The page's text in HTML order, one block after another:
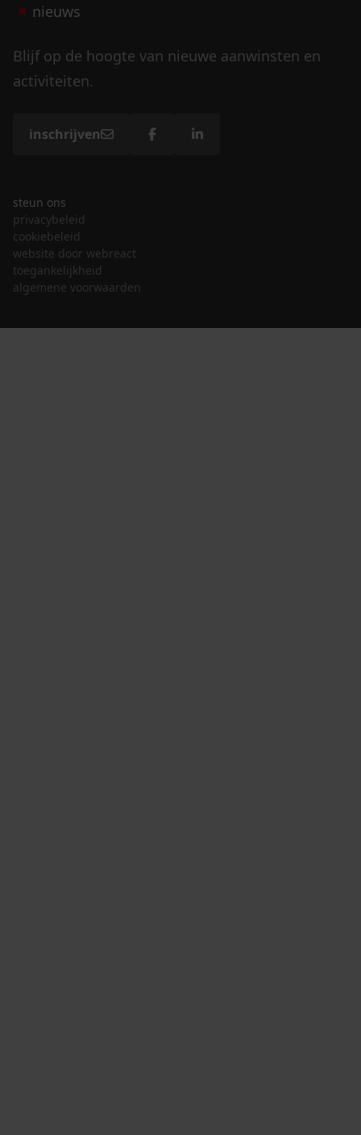
nieuws
Blijf op de hoogte van nieuwe aanwinsten en
activiteiten.
inschrijven
steun ons
privacybeleid
cookiebeleid
website door webreact
toegankelijkheid
algemene voorwaarden